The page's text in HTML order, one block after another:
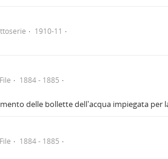
1910-11
File
1884 - 1885
delle bollette dell'acqua impiegata per
File
1884 - 1885